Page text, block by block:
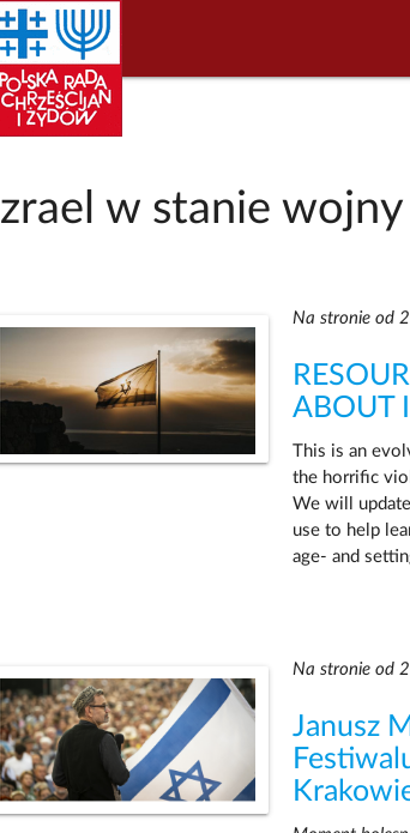
Izrael w stanie wojny
Na stronie od
ABOUT
This is an
the horrific
We will
use to help
age- and
Na stronie od
Janusz